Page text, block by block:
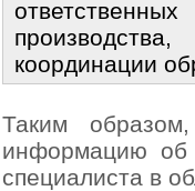
координации
Таким
информацию об
специалиста в